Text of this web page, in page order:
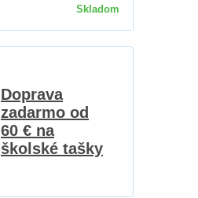
Skladom
Doprava
zadarmo od
60 € na
školské tašky